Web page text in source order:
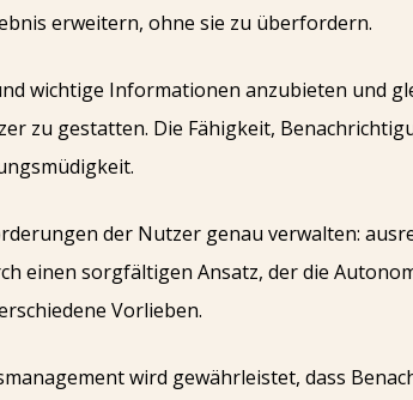
erweitern, ohne sie zu überfordern.
wichtige Informationen anzubieten und
zu gestatten. Die Fähigkeit,
der Nutzer genau verwalten:
einen sorgfältigen Ansatz, der die
Vorlieben.
wird gewährleistet, dass